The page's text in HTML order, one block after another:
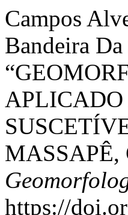
Campos
Bandeira
MASSAPÊ,
https://